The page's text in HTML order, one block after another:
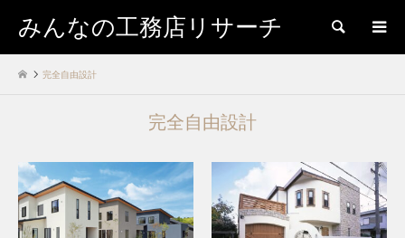
みんなの工務店リサーチ 検索
完全自由設計
完全自由設計